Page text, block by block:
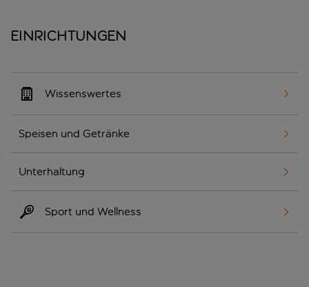
Einrichtungen
Wissenswertes
Speisen und Getränke
Unterhaltung
Sport und Wellness